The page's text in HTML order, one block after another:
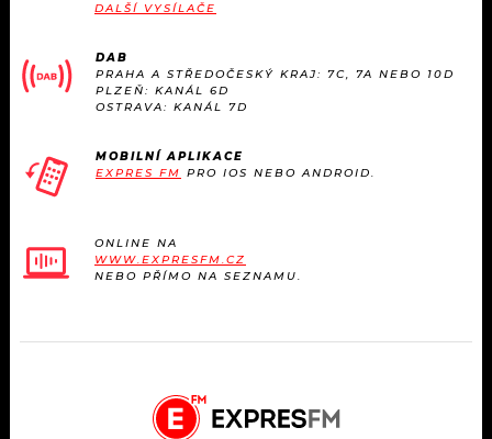
VIP
TRENDY
KULTURA
OSTATNÍ
PLAYLIST
JAK NALADIT
DALŠÍ VYSÍLAČE
DAB
PRAHA A STŘEDOČESKÝ KRAJ: 7C, 7A NEBO 10D
PLZEŇ: KANÁL 6D
OSTRAVA: KANÁL 7D
MOBILNÍ APLIKACE
EXPRES FM PRO IOS NEBO ANDROID.
ONLINE NA
WWW.EXPRESFM.CZ
NEBO PŘÍMO NA SEZNAMU.